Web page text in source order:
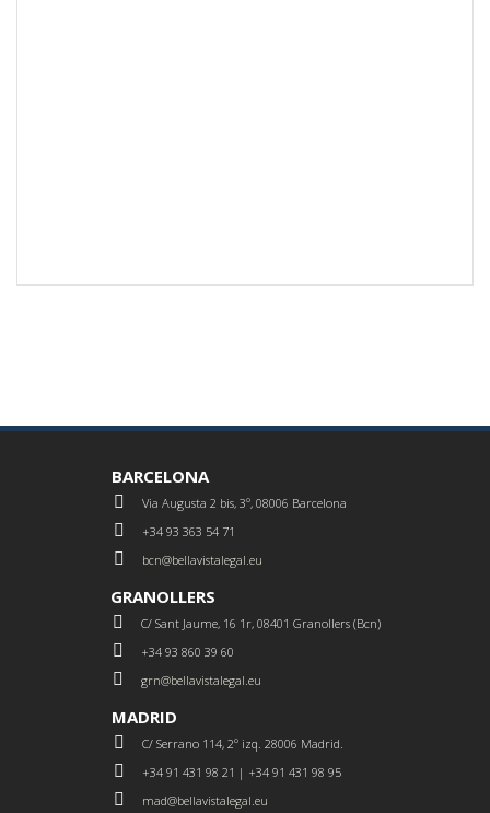
BARCELONA
Via Augusta 2 bis, 3º, 08006 Barcelona
+34 93 363 54 71
bcn@bellavistalegal.eu
GRANOLLERS
C/ Sant Jaume, 16 1r, 08401 Granollers (Bcn)
+34 93 860 39 60
grn@bellavistalegal.eu
MADRID
C/ Serrano 114, 2º izq. 28006 Madrid.
+34 91 431 98 21 | +34 91 431 98 95
mad@bellavistalegal.eu